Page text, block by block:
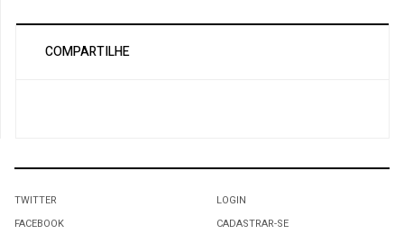
COMPARTILHE
TWITTER
FACEBOOK
LOGIN
CADASTRAR-SE